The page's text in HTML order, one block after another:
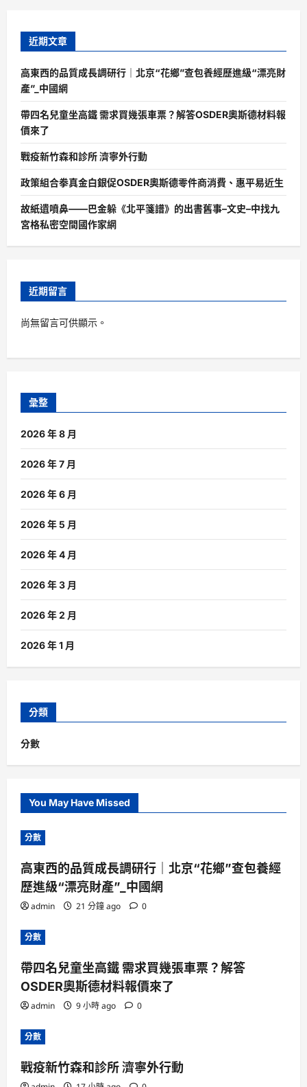
近期文章
高東西的品質成長調研行｜北京“花鄉”查包養經歷進級“漂亮財
產”_中國網
帶四名兒童坐高鐵 需求買幾張車票？解答OSDER奧斯德材料報
價來了
戰疫新竹森和診所 濟寧外行動
政策組合拳真金白銀促OSDER奧斯德零件商消費、惠平易近生
故紙遺噴鼻——巴金躲《北平箋譜》的出書舊事–文史–中找九
宮格私密空間國作家網
近期留言
尚無留言可供顯示。
彙整
2026 年 8 月
2026 年 7 月
2026 年 6 月
2026 年 5 月
2026 年 4 月
2026 年 3 月
2026 年 2 月
2026 年 1 月
分類
分數
You May Have Missed
分數
高東西的品質成長調研行｜北京“花鄉”查包養經
歷進級“漂亮財產”_中國網
admin 21 分鐘 ago 0
分數
帶四名兒童坐高鐵 需求買幾張車票？解答
OSDER奧斯德材料報價來了
admin 9 小時 ago 0
分數
戰疫新竹森和診所 濟寧外行動